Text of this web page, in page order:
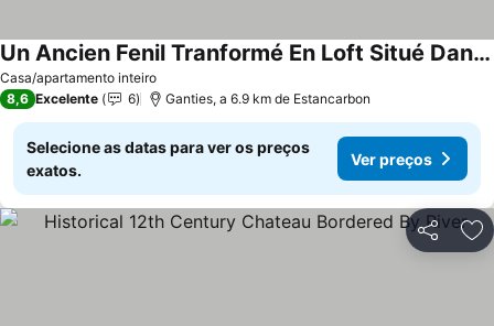
Casa/apartamento inteiro
Un Ancien Fenil Tranformé En Loft Situé Dans Une Ancienne Ferme Commingeoise
8,6 Excelente 6 Ganties, a 6.9 km de Estancarbon
Selecione as datas para ver os preços
exatos.
Ver preços
Partilhar